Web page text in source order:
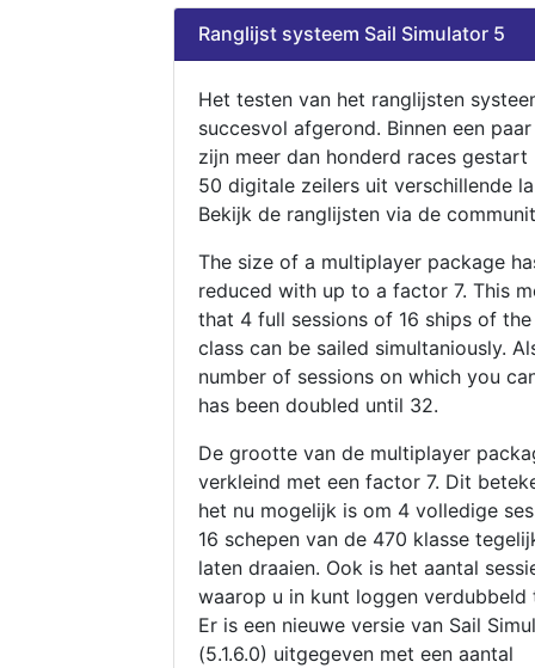
Ranglijst systeem Sail Simulator 5
Het testen van het ranglijsten
succesvol afgerond. Binnen een
zijn meer dan honderd races gestart
50 digitale zeilers uit verschillende
Bekijk de ranglijsten via de
The size of a multiplayer package
reduced with up to a factor 7. This
that 4 full sessions of 16 ships of
class can be sailed simultaniously.
number of sessions on which you
has been doubled until 32.
De grootte van de multiplayer
verkleind met een factor 7. Dit
het nu mogelijk is om 4 volledige
16 schepen van de 470 klasse
laten draaien. Ook is het aantal
waarop u in kunt loggen verdubbeld
Er is een nieuwe versie van Sail
(5.1.6.0) uitgegeven met een aantal